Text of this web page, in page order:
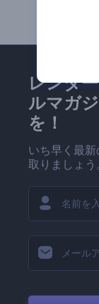
レンダ
ルマガ
を！
いち早く最
取りましょう